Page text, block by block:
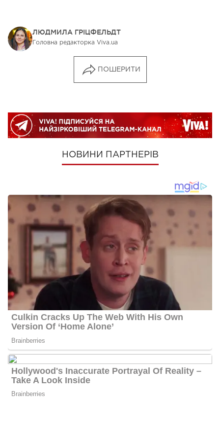
ЛЮДМИЛА ГРІЦФЕЛЬДТ
Головна редакторка Viva.ua
ПОШЕРИТИ
НОВИНИ ПАРТНЕРІВ